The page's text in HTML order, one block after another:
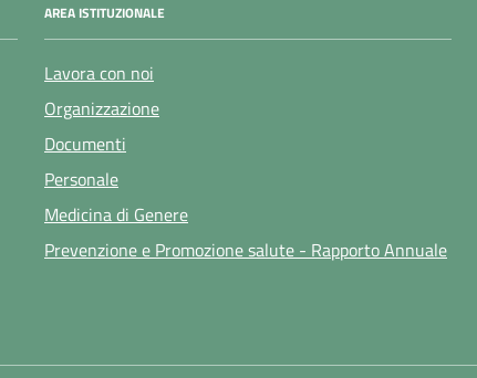
AREA ISTITUZIONALE
Lavora con noi
Organizzazione
Documenti
Personale
Medicina di Genere
Prevenzione e Promozione salute - Rapporto Annuale